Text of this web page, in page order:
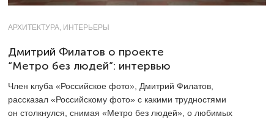
АРХИТЕКТУРА, ИНТЕРЬЕРЫ
Дмитрий Филатов о проекте
“Метро без людей”: интервью
Член клуба «Российское фото», Дмитрий Филатов,
рассказал «Российскому фото» с какими трудностями
он столкнулся, снимая «Метро без людей», о любимых